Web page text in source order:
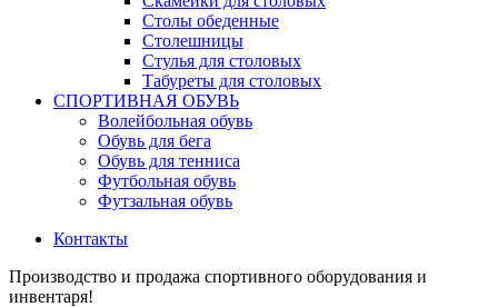
Столы обеденные
Столешницы
Стулья для столовых
Табуреты для столовых
СПОРТИВНАЯ ОБУВЬ
Волейбольная обувь
Обувь для бега
Обувь для тенниса
Футбольная обувь
Футзальная обувь
Контакты
Производство и продажа спортивного оборудования и
инвентаря!